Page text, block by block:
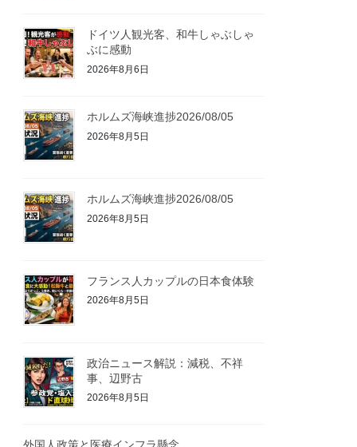
ドイツ人観光客、和牛しゃぶしゃ
ぶに感動
2026年8月6日
ホルムズ海峡進捗2026/08/05
2026年8月5日
ホルムズ海峡進捗2026/08/05
2026年8月5日
フランス人カップルの日本食体験
2026年8月5日
政治ニュース解説：減税、不祥
事、辺野古
2026年8月5日